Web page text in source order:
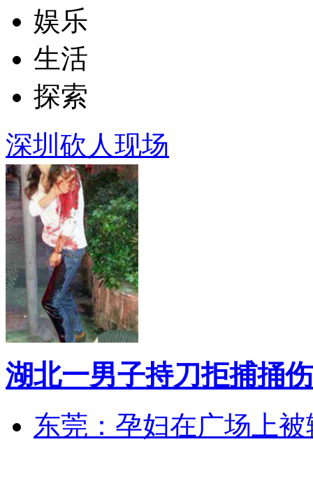
娱乐
生活
探索
深圳砍人现场
湖北一男子持刀拒捕捅
东莞：孕妇在广场上